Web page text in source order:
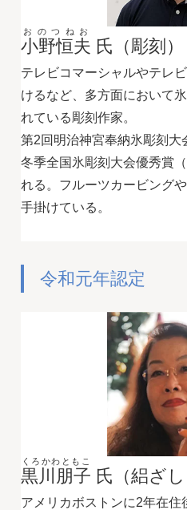
小野恒夫
おのつねお
氏（彫刻）
テレビコマーシャルやテレ
けるなど、多方面において
れている彫刻作家。
第2回明治神宮奉納氷彫刻大
冬季全国氷彫刻大会優秀賞
れる。フルーツカービング
手掛けている。
令和元年認定
黒川朋子
くろかわともこ
氏（絽ざし
アメリカボストンに2年在住